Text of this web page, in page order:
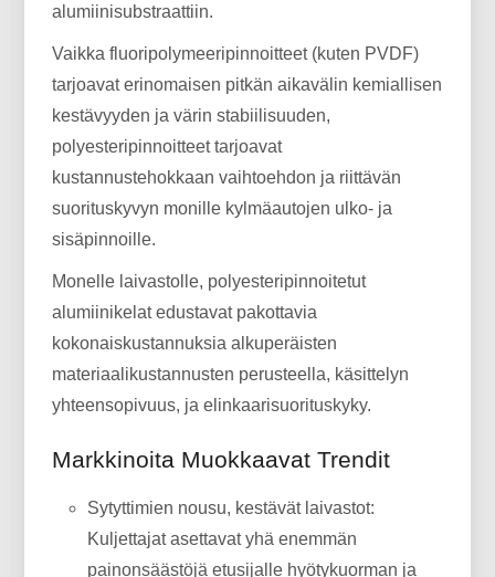
alumiinisubstraattiin.
Vaikka fluoripolymeeripinnoitteet (kuten PVDF)
tarjoavat erinomaisen pitkän aikavälin kemiallisen
kestävyyden ja värin stabiilisuuden,
polyesteripinnoitteet tarjoavat
kustannustehokkaan vaihtoehdon ja riittävän
suorituskyvyn monille kylmäautojen ulko- ja
sisäpinnoille.
Monelle laivastolle, polyesteripinnoitetut
alumiinikelat edustavat pakottavia
kokonaiskustannuksia alkuperäisten
materiaalikustannusten perusteella, käsittelyn
yhteensopivuus, ja elinkaarisuorituskyky.
Markkinoita Muokkaavat Trendit
Sytyttimien nousu, kestävät laivastot:
Kuljettajat asettavat yhä enemmän
painonsäästöjä etusijalle hyötykuorman ja